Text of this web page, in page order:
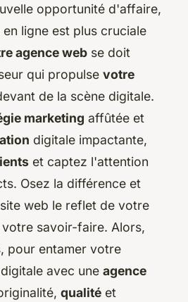
opportunité d'affaire,
ligne est plus cruciale
agence web se doit
qui propulse votre
de la scène digitale.
marketing affûtée et
digitale impactante,
et captez l'attention
Osez la différence et
web le reflet de votre
savoir-faire. Alors,
pour entamer votre
avec une agence
qualité et